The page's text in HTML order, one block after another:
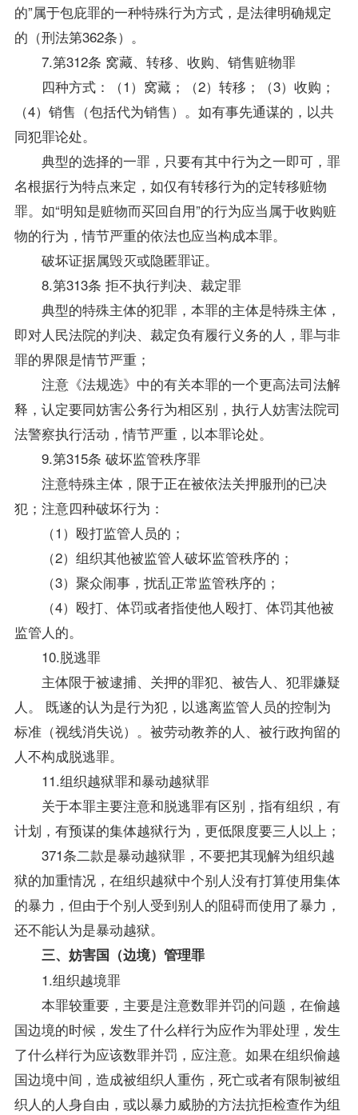
的”属于包庇罪的一种特殊行为方式，是法律明确规定
的（刑法第362条）。
7.第312条 窝藏、转移、收购、销售赃物罪
四种方式：（1）窝藏；（2）转移；（3）收购；
（4）销售（包括代为销售）。如有事先通谋的，以共
同犯罪论处。
典型的选择的一罪，只要有其中行为之一即可，罪
名根据行为特点来定，如仅有转移行为的定转移赃物
罪。如“明知是赃物而买回自用”的行为应当属于收购赃
物的行为，情节严重的依法也应当构成本罪。
破坏证据属毁灭或隐匿罪证。
8.第313条 拒不执行判决、裁定罪
典型的特殊主体的犯罪，本罪的主体是特殊主体，
即对人民法院的判决、裁定负有履行义务的人，罪与非
罪的界限是情节严重；
注意《法规选》中的有关本罪的一个更高法司法解
释，认定要同妨害公务行为相区别，执行人妨害法院司
法警察执行活动，情节严重，以本罪论处。
9.第315条 破坏监管秩序罪
注意特殊主体，限于正在被依法关押服刑的已决
犯；注意四种破坏行为：
（1）殴打监管人员的；
（2）组织其他被监管人破坏监管秩序的；
（3）聚众闹事，扰乱正常监管秩序的；
（4）殴打、体罚或者指使他人殴打、体罚其他被
监管人的。
10.脱逃罪
主体限于被逮捕、关押的罪犯、被告人、犯罪嫌疑
人。 既遂的认为是行为犯，以逃离监管人员的控制为
标准（视线消失说）。被劳动教养的人、被行政拘留的
人不构成脱逃罪。
11.组织越狱罪和暴动越狱罪
关于本罪主要注意和脱逃罪有区别，指有组织，有
计划，有预谋的集体越狱行为，更低限度要三人以上；
371条二款是暴动越狱罪，不要把其现解为组织越
狱的加重情况，在组织越狱中个别人没有打算使用集体
的暴力，但由于个别人受到别人的阻碍而使用了暴力，
还不能认为是暴动越狱。
三、妨害国（边境）管理罪
1.组织越境罪
本罪较重要，主要是注意数罪并罚的问题，在偷越
国边境的时候，发生了什么样行为应作为罪处理，发生
了什么样行为应该数罪并罚，应注意。如果在组织偷越
国边境中间，造成被组织人重伤，死亡或者有限制被组
织人的人身自由，或以暴力威胁的方法抗拒检查作为组